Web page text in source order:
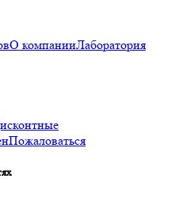
О компанииЛаборатория
Пожаловаться